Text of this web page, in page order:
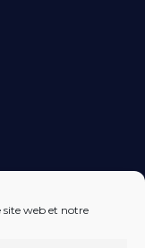
site web et notre